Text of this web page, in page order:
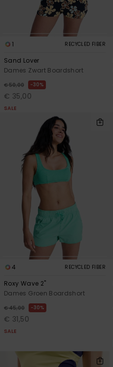
1 RECYCLED FIBER
Sand Lover
Dames Zwart Boardshort
€ 50,00 30%
€ 35,00
SALE
4 RECYCLED FIBER
Roxy Wave 2"
Dames Groen Boardshort
€ 45,00 30%
€ 31,50
SALE